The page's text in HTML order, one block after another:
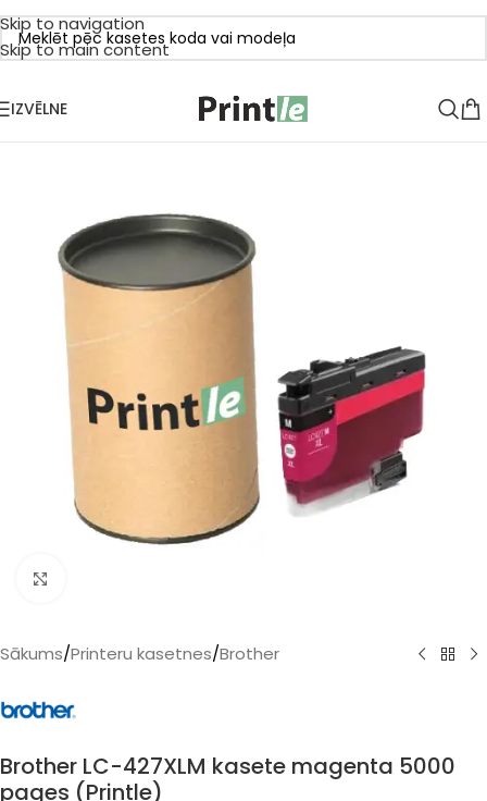
Skip to navigation
Skip to main content
IZVĒLNE
Sākums/Printeru kasetnes/Brother
Brother LC-427XLM kasete magenta 5000
pages (Printle)